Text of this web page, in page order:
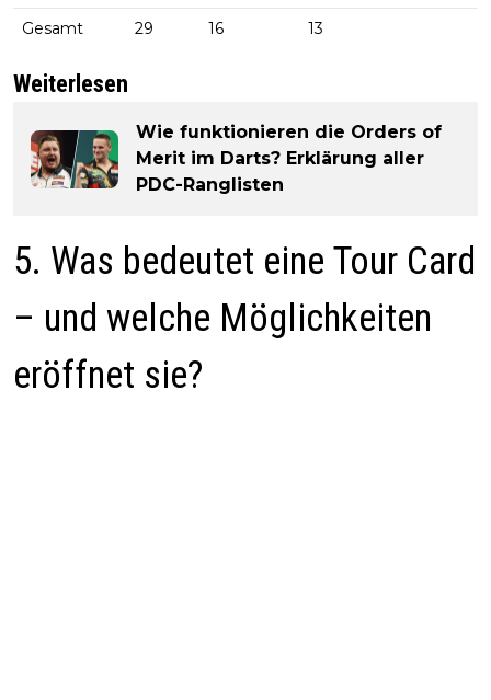
Gesamt 29 16 13
Weiterlesen
Wie funktionieren die Orders of
Merit im Darts? Erklärung aller
PDC-Ranglisten
5. Was bedeutet eine Tour Card
– und welche Möglichkeiten
eröffnet sie?